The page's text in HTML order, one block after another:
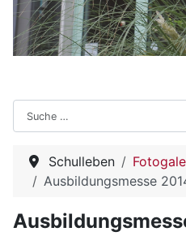
Suchen
Schulleben
Ausbildungsmesse